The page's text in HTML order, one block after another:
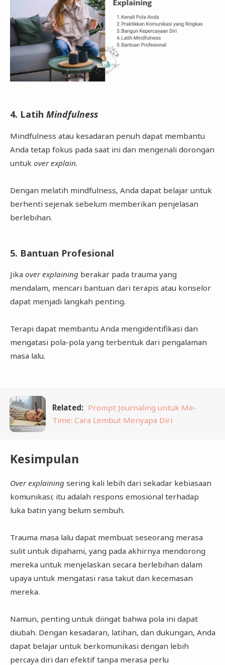
4. Latih Mindfulness
Mindfulness atau kesadaran penuh dapat membantu
Anda tetap fokus pada saat ini dan mengenali dorongan
untuk over explain.
Dengan melatih mindfulness, Anda dapat belajar untuk
berhenti sejenak sebelum memberikan penjelasan
berlebihan.
5. Bantuan Profesional
Jika over explainingberakar pada trauma yang
mendalam, mencari bantuan dari terapis atau konselor
dapat menjadi langkah penting.
Terapi dapat membantu Anda mengidentifikasi dan
mengatasi pola-pola yang terbentuk dari pengalaman
masa lalu.
Related: Prompt Journaling untuk Me-
Time: Cara Lembut Menyapa Diri
Kesimpulan
Over explainingsering kali lebih dari sekadar kebiasaan
komunikasi; itu adalah respons emosional terhadap
luka batin yang belum sembuh.
Trauma masa lalu dapat membuat seseorang merasa
sulit untuk dipahami, yang pada akhirnya mendorong
mereka untuk menjelaskan secara berlebihan dalam
upaya untuk mengatasi rasa takut dan kecemasan
mereka.
Namun, penting untuk diingat bahwa pola ini dapat
diubah. Dengan kesadaran, latihan, dan dukungan, Anda
dapat belajar untuk berkomunikasi dengan lebih
percaya diri dan efektif tanpa merasa perlu